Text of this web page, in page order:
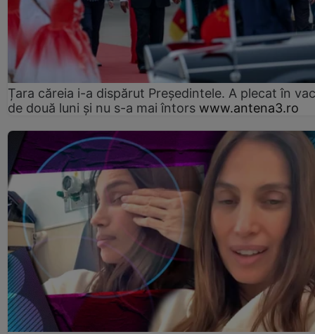
Țara căreia i-a dispărut Președintele. A plecat în
de două luni și nu s-a mai întors www.antena3.ro